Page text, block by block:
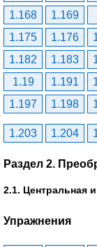
1.168
1.169
1.175
1.176
1.182
1.183
1.19
1.191
1.197
1.198
1.203 1.204
Раздел 2.
2.1. Центральная
Упражнения